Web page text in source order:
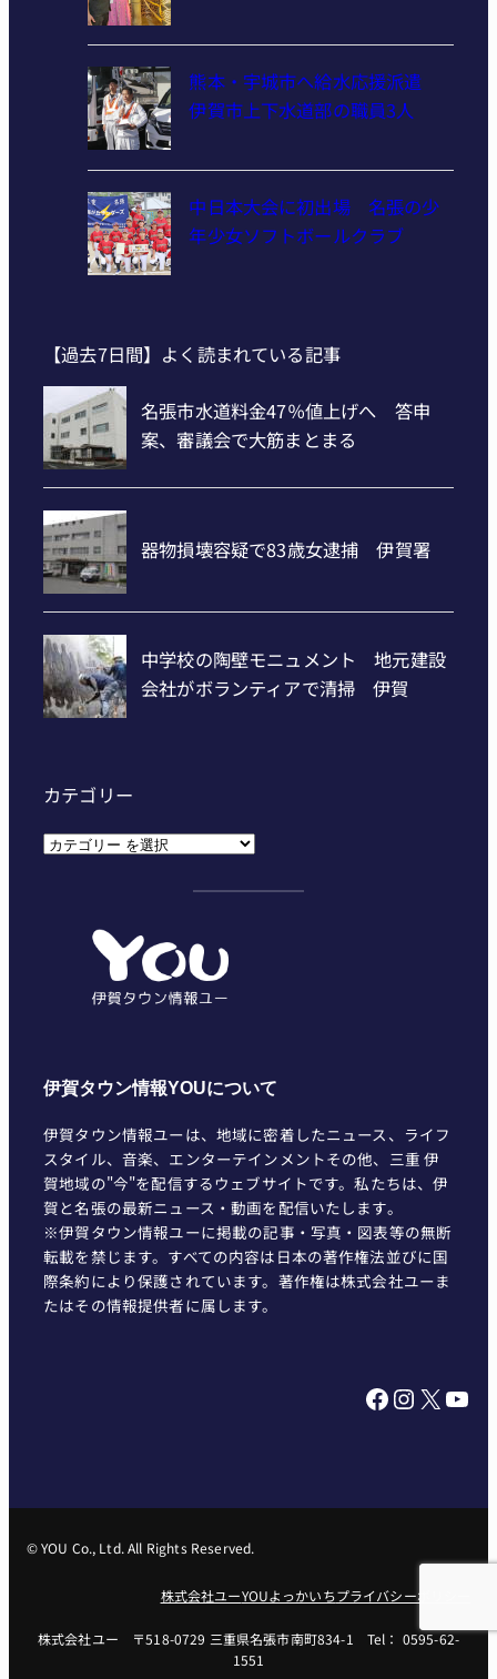
熊本・宇城市へ給水応援派遣
伊賀市上下水道部の職員3人
中日本大会に初出場 名張の少
年少女ソフトボールクラブ
【過去7日間】よく読まれている記事
カテゴリー
カ
伊賀タウン情報YOUについて
伊賀タウン情報ユーは、地域に密着したニュース、ライフ
スタイル、音楽、エンターテインメントその他、三重 伊
賀地域の"今"を配信するウェブサイトです。私たちは、伊
賀と名張の最新ニュース・動画を配信いたします。
※伊賀タウン情報ユーに掲載の記事・写真・図表等の無断
転載を禁じます。すべての内容は日本の著作権法並びに国
際条約により保護されています。著作権は株式会社ユーま
たはその情報提供者に属します。
Facebook InstagramX YouTube
© YOU Co., Ltd. All Rights Reserved.
株式会社ユーYOUよっかいちプライバシーポリシー
株式会社ユー 〒518-0729 三重県名張市南町834-1 Tel： 0595-62-
1551